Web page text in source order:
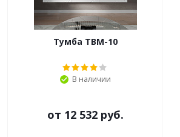
Тумба ТВМ-10
В наличии
от 12 532 руб.